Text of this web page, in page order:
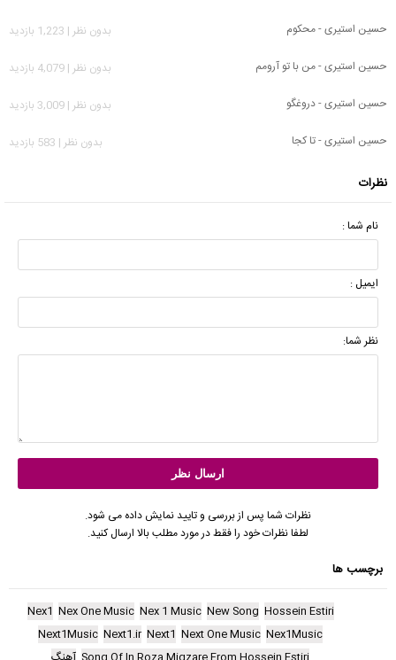
حسین استیری - محکوم
بدون نظر | 1,223 بازدید
حسین استیری - من با تو آرومم
بدون نظر | 4,079 بازدید
حسین استیری - دروغگو
بدون نظر | 3,009 بازدید
حسین استیری - تا کجا
بدون نظر | 583 بازدید
نظرات
نام شما :
ایمیل :
نظر شما:
نظرات شما پس از بررسی و تایید نمایش داده می شود.
لطفا نظرات خود را فقط در مورد مطلب بالا ارسال کنید.
برچسب ها
Hossein Estiri
New Song
Nex 1 Music
Nex One Music
Nex1
Nex1Music
Next One Music
Next1
Next1.ir
Next1Music